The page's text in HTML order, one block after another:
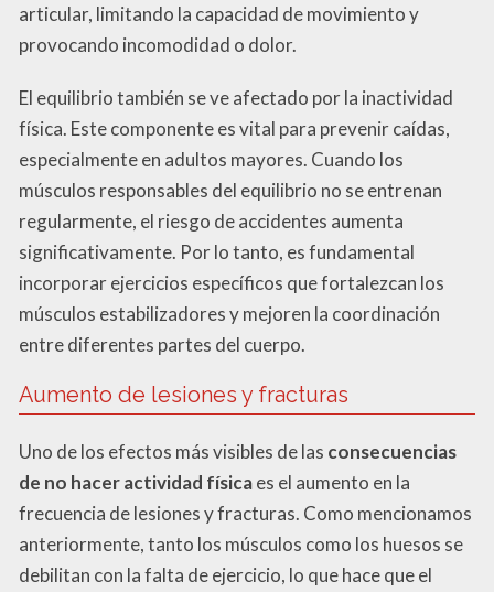
articular, limitando la capacidad de movimiento y
provocando incomodidad o dolor.
El equilibrio también se ve afectado por la inactividad
física. Este componente es vital para prevenir caídas,
especialmente en adultos mayores. Cuando los
músculos responsables del equilibrio no se entrenan
regularmente, el riesgo de accidentes aumenta
significativamente. Por lo tanto, es fundamental
incorporar ejercicios específicos que fortalezcan los
músculos estabilizadores y mejoren la coordinación
entre diferentes partes del cuerpo.
Aumento de lesiones y fracturas
Uno de los efectos más visibles de las consecuencias
de no hacer actividad físicaes el aumento en la
frecuencia de lesiones y fracturas. Como mencionamos
anteriormente, tanto los músculos como los huesos se
debilitan con la falta de ejercicio, lo que hace que el